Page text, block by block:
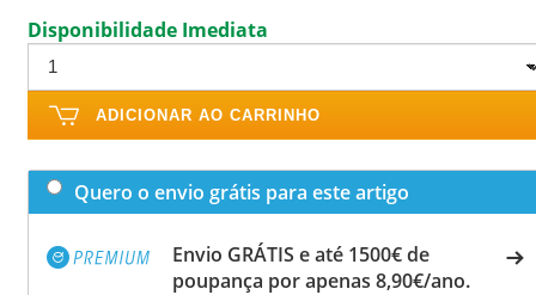
Disponibilidade Imediata
ADICIONAR AO CARRINHO
Quero o envio grátis para este artigo
Envio GRÁTIS e até 1500€ de
poupança por apenas 8,90€/ano.